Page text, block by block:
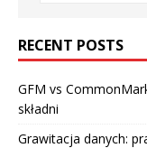
RECENT POSTS
GFM vs
składni
Grawitacja danych: